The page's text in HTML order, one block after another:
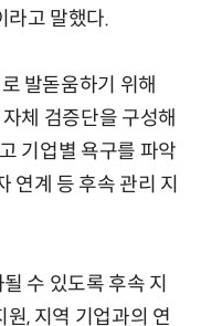
라고 말했다.
발돋움하기 위해
체 검증단을 구성해
기업별 욕구를 파악
연계 등 후속 관리 지
수 있도록 후속 지
, 지역 기업과의 연